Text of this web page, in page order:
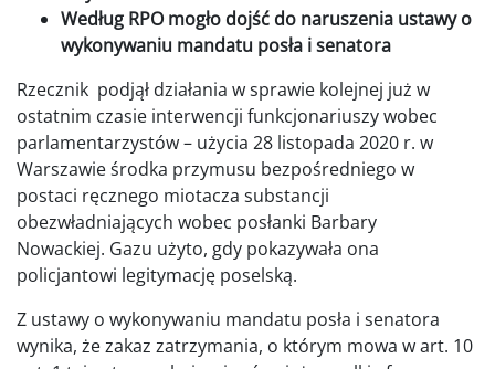
Według RPO mogło dojść do naruszenia ustawy o
wykonywaniu mandatu posła i senatora
Rzecznik podjął działania w sprawie kolejnej już w
ostatnim czasie interwencji funkcjonariuszy wobec
parlamentarzystów – użycia 28 listopada 2020 r. w
Warszawie środka przymusu bezpośredniego w
postaci ręcznego miotacza substancji
obezwładniających wobec posłanki Barbary
Nowackiej. Gazu użyto, gdy pokazywała ona
policjantowi legitymację poselską.
Z ustawy o wykonywaniu mandatu posła i senatora
wynika, że zakaz zatrzymania, o którym mowa w art. 10